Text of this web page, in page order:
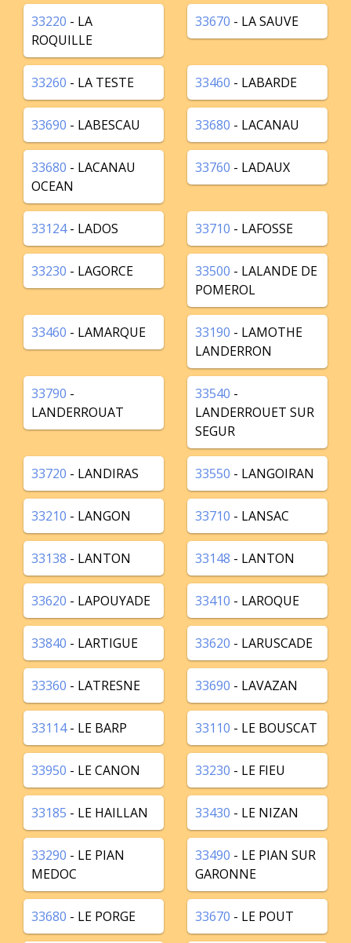
33220 - LA
ROQUILLE
33670 - LA SAUVE
33260 - LA TESTE 33460 - LABARDE
33690 - LABESCAU 33680 - LACANAU
33680 - LACANAU
OCEAN
33760 - LADAUX
33124- LADOS 33710 - LAFOSSE
33230 - LAGORCE 33500 - LALANDE DE
POMEROL
33460 - LAMARQUE 33190 - LAMOTHE
LANDERRON
33790 -
LANDERROUAT
33540 -
LANDERROUET SUR
SEGUR
33720 - LANDIRAS 33550 - LANGOIRAN
33210 - LANGON 33710 - LANSAC
33138 - LANTON 33148 - LANTON
33620 - LAPOUYADE 33410 - LAROQUE
33840 - LARTIGUE 33620 - LARUSCADE
33360 - LATRESNE 33690 - LAVAZAN
33114- LE BARP 33110 - LE BOUSCAT
33950 - LE CANON 33230 - LE FIEU
33185 - LE HAILLAN 33430 - LE NIZAN
33290 - LE PIAN
MEDOC
33490 - LE PIAN SUR
GARONNE
33680 - LE PORGE 33670 - LE POUT